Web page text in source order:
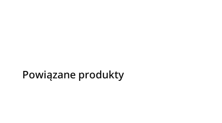
t
Powiązane produkty